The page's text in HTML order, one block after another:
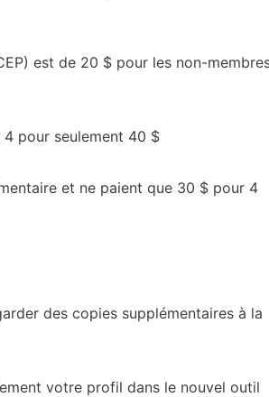
est de 20 $ pour les non-
pour seulement 40 $
et ne paient que 30 $ pour 4
des copies supplémentaires à la
votre profil dans le nouvel outil